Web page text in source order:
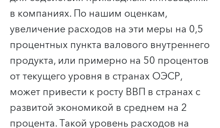
в компаниях. По нашим оценкам,
увеличение расходов на эти меры на 0,5
процентных пункта валового внутреннего
продукта, или примерно на 50 процентов
от текущего уровня в странах ОЭСР,
может привести к росту ВВП в странах с
развитой экономикой в среднем на 2
процента.Такой уровень расходов на